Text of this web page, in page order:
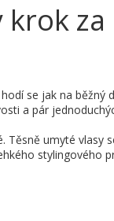
krok za
se jak na běžný
a pár
Těsně umyté vlasy
stylingového